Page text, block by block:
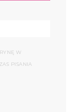
W
PISANIA